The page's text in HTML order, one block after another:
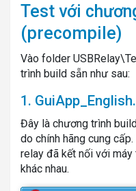
Test với
(precompile)
Vào folder
trình build sẵn như sau:
1.
Đây là chương trình
do chính hãng cung
relay đã kết nối với
khác nhau.